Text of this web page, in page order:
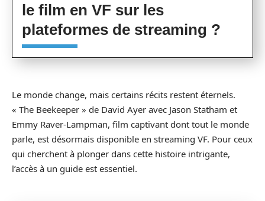
le film en VF sur les
plateformes de streaming ?
Le monde change, mais certains récits restent éternels.
« The Beekeeper » de David Ayer avec Jason Statham et
Emmy Raver-Lampman, film captivant dont tout le monde
parle, est désormais disponible en streaming VF. Pour ceux
qui cherchent à plonger dans cette histoire intrigante,
l’accès à un guide est essentiel.